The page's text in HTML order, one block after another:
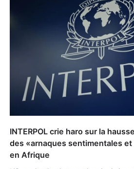
INTERPOL crie haro sur la
des «arnaques sentimentales
en Afrique